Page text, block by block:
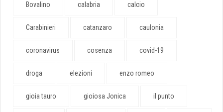
Bovalino calabria calcio
Carabinieri catanzaro caulonia
coronavirus cosenza covid-19
droga elezioni enzo romeo
gioia tauro gioiosa Jonica il punto